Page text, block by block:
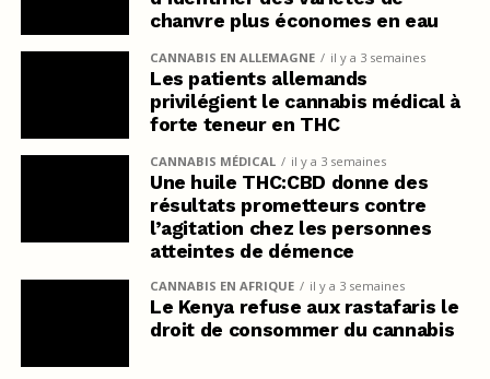
chanvre plus économes en eau
CANNABIS EN ALLEMAGNE il y a 3 semaines
Les patients allemands
privilégient le cannabis médical à
forte teneur en THC
CANNABIS MÉDICAL il y a 3 semaines
Une huile THC:CBD donne des
résultats prometteurs contre
l’agitation chez les personnes
atteintes de démence
CANNABIS EN AFRIQUE il y a 3 semaines
Le Kenya refuse aux rastafaris le
droit de consommer du cannabis